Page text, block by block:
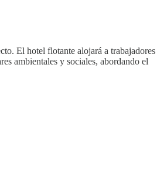
El hotel flotante alojará a trabajadores
ambientales y sociales, abordando el